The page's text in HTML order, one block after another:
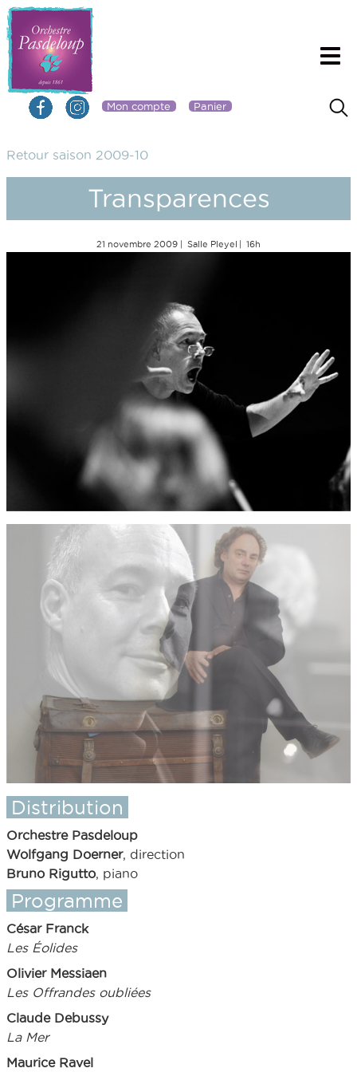
Mon compte Panier
Retour saison 2009-10
Transparences
21 novembre 2009 Salle Pleyel 16h
Distribution
Orchestre Pasdeloup
Wolfgang Doerner, direction
Bruno Rigutto , piano
Programme
César Franck
Les Éolides
Olivier Messiaen
Les Offrandes oubliées
Claude Debussy
La Mer
Maurice Ravel